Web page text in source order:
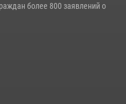
более 800 заявлений о